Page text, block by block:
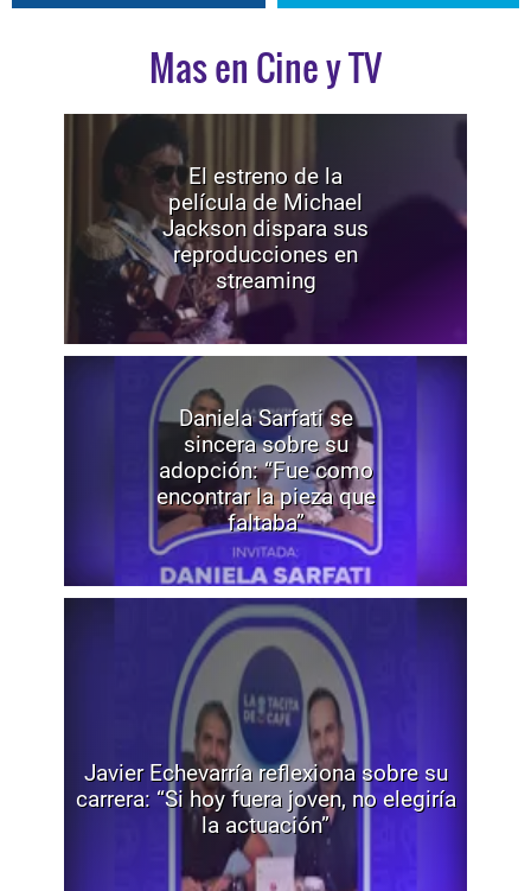
Mas en Cine y TV
El estreno de la
película de Michael
Jackson dispara sus
reproducciones en
streaming
Daniela Sarfati se
sincera sobre su
adopción: “Fue como
encontrar la pieza que
faltaba”
Javier Echevarría reflexiona sobre su
carrera: “Si hoy fuera joven, no elegiría
la actuación”